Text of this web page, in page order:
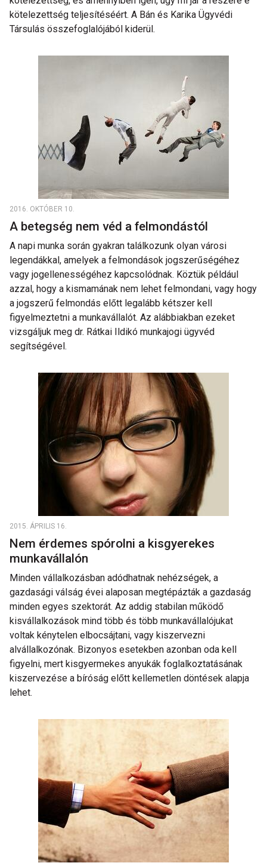
kötelezettség teljesítéséért. A Bán és Karika Ügyvédi
Társulás összefoglalójából kiderül.
2016. OKTÓBER 10.
A betegség nem véd a felmondástól
A napi munka során gyakran találkozunk olyan városi
legendákkal, amelyek a felmondások jogszerűségéhez
vagy jogellenességéhez kapcsolódnak. Köztük például
azzal, hogy a kismamának nem lehet felmondani, vagy hogy
a jogszerű felmondás előtt legalább kétszer kell
figyelmeztetni a munkavállalót. Az alábbiakban ezeket
vizsgáljuk meg dr. Rátkai Ildikó munkajogi ügyvéd
segítségével.
2015. ÁPRILIS 16.
Nem érdemes spórolni a kisgyerekes
munkavállalón
Minden vállalkozásban adódhatnak nehézségek, a
gazdasági válság évei alaposan megtépázták a gazdaság
minden egyes szektorát. Az addig stabilan működő
kisvállalkozások mind több és több munkavállalójukat
voltak kénytelen elbocsájtani, vagy kiszervezni
alvállalkozónak. Bizonyos esetekben azonban oda kell
figyelni, mert kisgyermekes anyukák foglalkoztatásának
kiszervezése a bíróság előtt kellemetlen döntések alapja
lehet.